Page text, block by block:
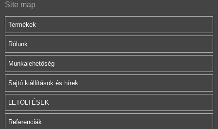
Site map
Termékek
Rólunk
Munkalehetőség
Sajtó kiállítások és hírek
LETÖLTÉSEK
Referenciák